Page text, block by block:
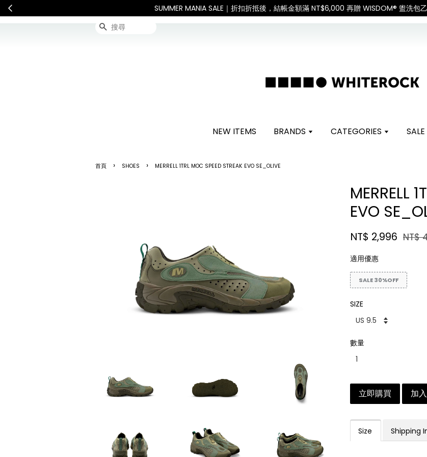
Recipient is responsible for all customs duties and taxes.「國際配送：各國進口關稅與稅費須由收件人自行負擔。」
搜尋
NEW ITEMS BRANDS CATEGORIES SALE
首頁 › SHOES › MERRELL 1TRL MOC SPEED STREAK EVO SE_OLIVE
MERRELL
EVO
NT$ 2,996 NT$
適用優惠
SALE 30%OFF
SIZE
數量
立即購買 加
Size Shipping